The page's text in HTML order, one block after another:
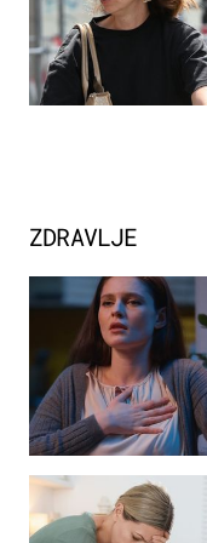
ZDRAVLJE